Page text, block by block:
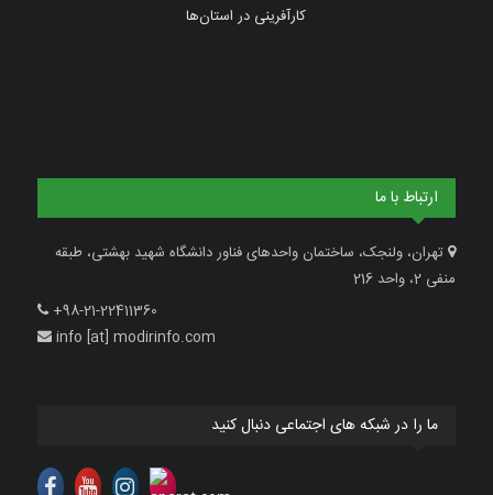
کارآفرینی در استان‌ها
ارتباط با ما
تهران، ولنجک، ساختمان واحدهای فناور دانشگاه شهید بهشتی، طبقه
منفی 2، واحد 216
+98-21-22411360
info [at] modirinfo.com
ما را در شبکه های اجتماعی دنبال کنید